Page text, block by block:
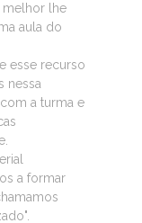
melhor lhe
aula do
esse recurso
nessa
a turma e
a formar